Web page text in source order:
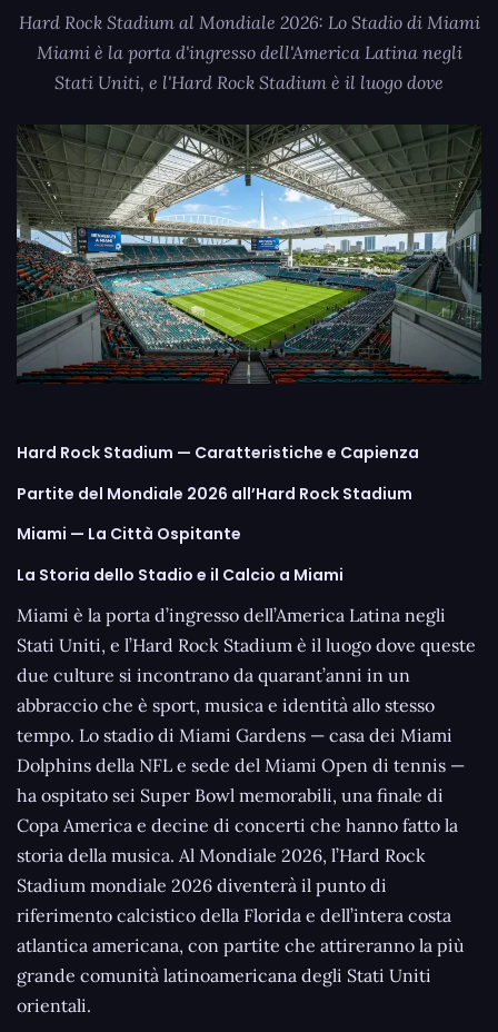
Hard Rock Stadium al Mondiale 2026: Lo Stadio di Miami
Miami è la porta d'ingresso dell'America Latina negli
Stati Uniti, e l'Hard Rock Stadium è il luogo dove
Hard Rock Stadium — Caratteristiche e Capienza
Partite del Mondiale 2026 all’Hard Rock Stadium
Miami — La Città Ospitante
La Storia dello Stadio e il Calcio a Miami
Miami è la porta d’ingresso dell’America Latina negli
Stati Uniti, e l’Hard Rock Stadium è il luogo dove queste
due culture si incontrano da quarant’anni in un
abbraccio che è sport, musica e identità allo stesso
tempo. Lo stadio di Miami Gardens — casa dei Miami
Dolphins della NFL e sede del Miami Open di tennis —
ha ospitato sei Super Bowl memorabili, una finale di
Copa America e decine di concerti che hanno fatto la
storia della musica. Al Mondiale 2026, l’Hard Rock
Stadium mondiale 2026 diventerà il punto di
riferimento calcistico della Florida e dell’intera costa
atlantica americana, con partite che attireranno la più
grande comunità latinoamericana degli Stati Uniti
orientali.